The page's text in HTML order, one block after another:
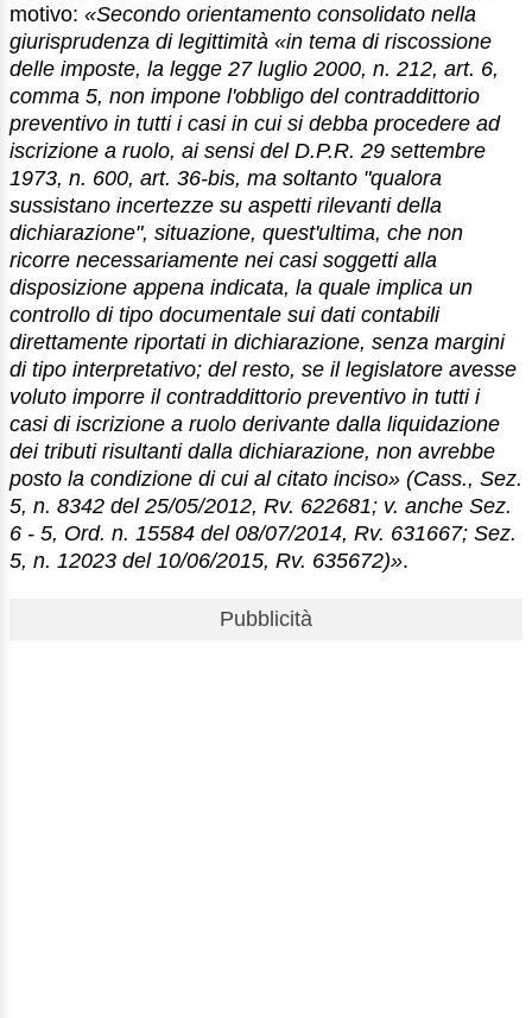
motivo: «Secondo orientamento consolidato nella
giurisprudenza di legittimità «in tema di riscossione
delle imposte, la legge 27 luglio 2000, n. 212, art. 6,
comma 5, non impone l'obbligo del contraddittorio
preventivo in tutti i casi in cui si debba procedere ad
iscrizione a ruolo, ai sensi del D.P.R. 29 settembre
1973, n. 600, art. 36-bis, ma soltanto "qualora
sussistano incertezze su aspetti rilevanti della
dichiarazione", situazione, quest'ultima, che non
ricorre necessariamente nei casi soggetti alla
disposizione appena indicata, la quale implica un
controllo di tipo documentale sui dati contabili
direttamente riportati in dichiarazione, senza margini
di tipo interpretativo; del resto, se il legislatore avesse
voluto imporre il contraddittorio preventivo in tutti i
casi di iscrizione a ruolo derivante dalla liquidazione
dei tributi risultanti dalla dichiarazione, non avrebbe
posto la condizione di cui al citato inciso» (Cass., Sez.
5, n. 8342 del 25/05/2012, Rv. 622681; v. anche Sez.
6 - 5, Ord. n. 15584 del 08/07/2014, Rv. 631667; Sez.
5, n. 12023 del 10/06/2015, Rv. 635672)».
Pubblicità